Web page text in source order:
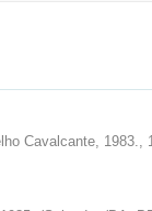
Cavalcante, 1983.,